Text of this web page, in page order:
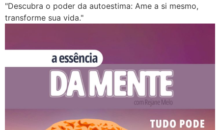
"Descubra o poder da autoestima: Ame a si mesmo,
transforme sua vida."